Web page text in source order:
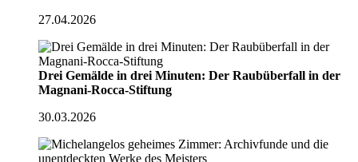
27.04.2026
Drei Gemälde in drei Minuten: Der Raubüberfall in der
Magnani-Rocca-Stiftung
30.03.2026